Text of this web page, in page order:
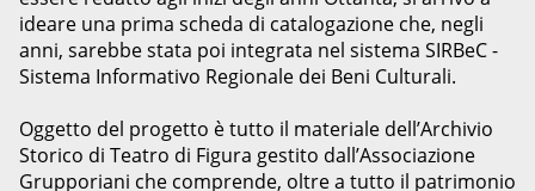
ideare una prima scheda di catalogazione che, negli
anni, sarebbe stata poi integrata nel sistema SIRBeC -
Sistema Informativo Regionale dei Beni Culturali.
Oggetto del progetto è tutto il materiale dell’Archivio
Storico di Teatro di Figura gestito dall’Associazione
Grupporiani che comprende, oltre a tutto il patrimonio